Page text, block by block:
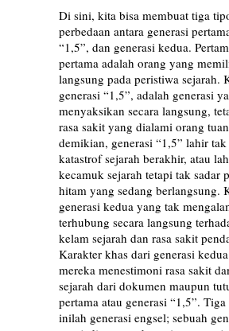
Di sini, kita bisa membuat tiga
perbedaan antara generasi
“1,5”, dan generasi kedua.
pertama adalah orang yang
langsung pada peristiwa sejarah.
generasi “1,5”, adalah generasi
menyaksikan secara langsung,
rasa sakit yang dialami orang
demikian, generasi “1,5” lahir tak
katastrof sejarah berakhir, atau
kecamuk sejarah tetapi tak sadar
hitam yang sedang berlangsung.
generasi kedua yang tak
terhubung secara langsung
kelam sejarah dan rasa sakit
Karakter khas dari generasi
mereka menestimoni rasa sakit
sejarah dari dokumen maupun
pertama atau generasi “1,5”.
inilah generasi engsel; sebuah